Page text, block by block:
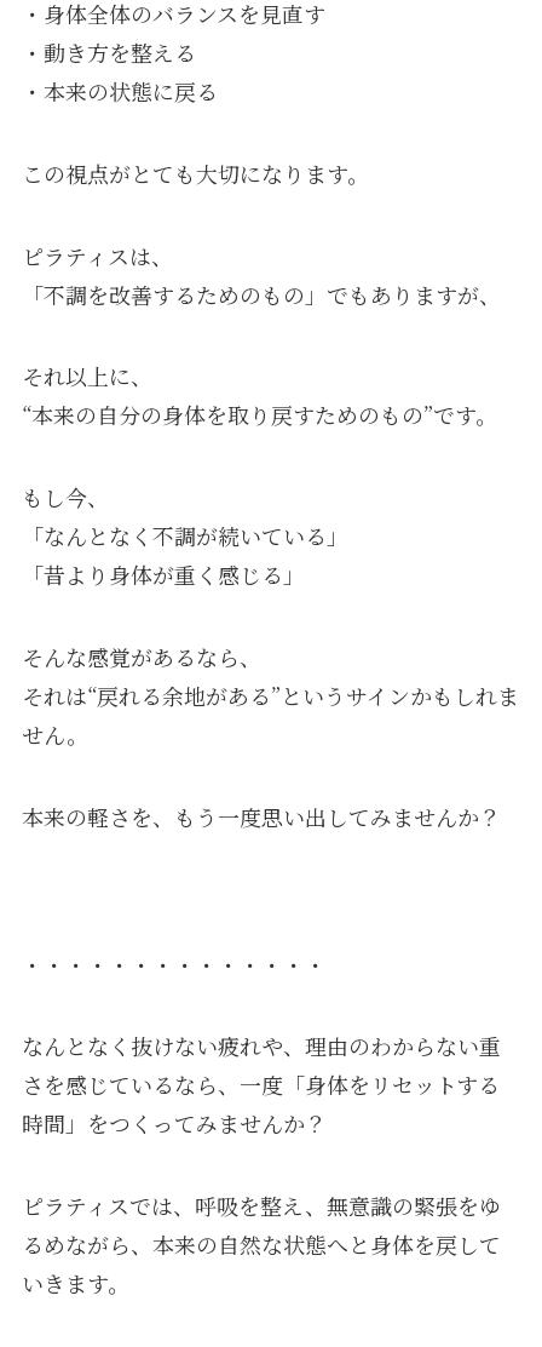
・身体全体のバランスを見直す
・動き方を整える
・本来の状態に戻る
この視点がとても大切になります。
ピラティスは、
「不調を改善するためのもの」でもありますが、
それ以上に、
“本来の自分の身体を取り戻すためのもの”です。
もし今、
「なんとなく不調が続いている」
「昔より身体が重く感じる」
そんな感覚があるなら、
それは“戻れる余地がある”というサインかもしれま
せん。
本来の軽さを、もう一度思い出してみませんか？
・・・・・・・・・・・・・・
なんとなく抜けない疲れや、理由のわからない重
さを感じているなら、一度「身体をリセットする
時間」をつくってみませんか？
ピラティスでは、呼吸を整え、無意識の緊張をゆ
るめながら、本来の自然な状態へと身体を戻して
いきます。